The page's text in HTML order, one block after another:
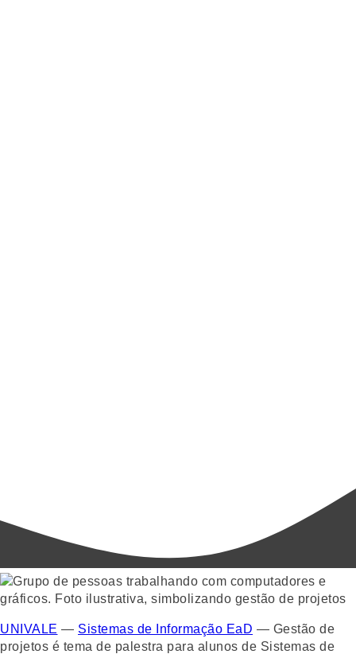
UNIVALE — Sistemas de Informação EaD — Gestão de
projetos é tema de palestra para alunos de Sistemas de